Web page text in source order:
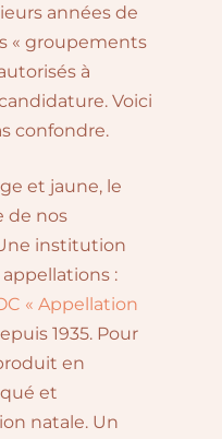
années de
« groupements
à
Voici
confondre.
et jaune, le
de nos
institution
:
« Appellation
1935. Pour
en
et
natale. Un